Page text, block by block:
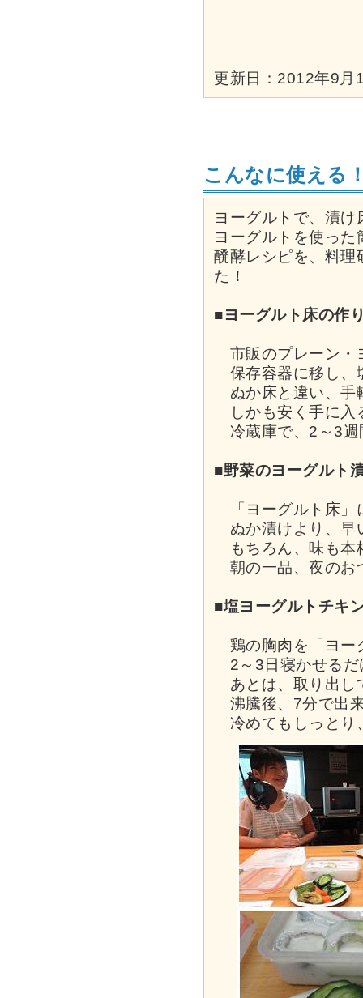
更新日：2012年9月
こんなに使える
ヨーグルトで、漬け
ヨーグルトを使っ
醗酵レシピを、料理
た！
■ヨーグルト床の作
市販のプレーン・
保存容器に移し、
ぬか床と違い、手
しかも安く手に入
冷蔵庫で、2～3週
■野菜のヨーグルト
「ヨーグルト床」
ぬか漬けより、早
もちろん、味も本
朝の一品、夜のお
■塩ヨーグルトチキ
鶏の胸肉を「ヨー
2～3日寝かせるだ
あとは、取り出し
沸騰後、7分で出
冷めてもしっとり